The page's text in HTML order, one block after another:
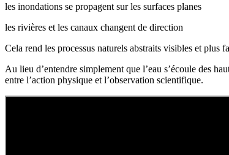
les inondations se propagent sur les surfaces planes
les rivières et les canaux changent de direction
Cela rend les processus naturels abstraits visibles et plus
Au lieu d’entendre simplement que l’eau s’écoule des
entre l’action physique et l’observation scientifique.